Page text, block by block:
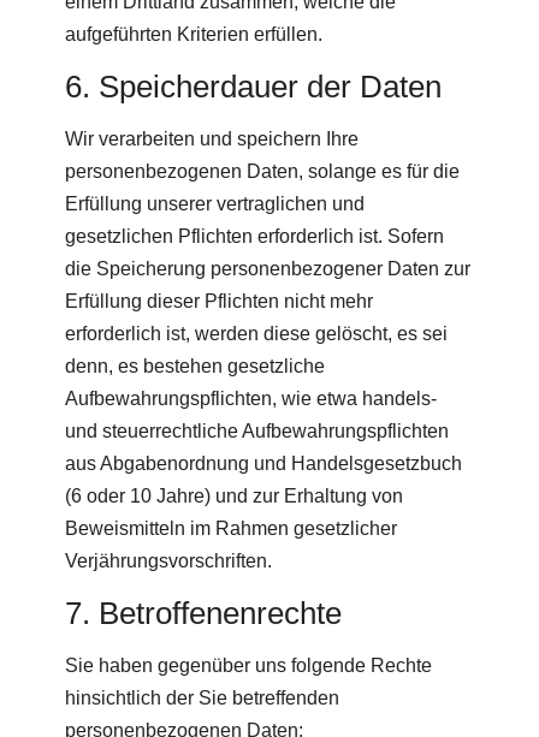
aufgeführten Kriterien erfüllen.
6. Speicherdauer der Daten
Wir verarbeiten und speichern Ihre
personenbezogenen Daten, solange es für die
Erfüllung unserer vertraglichen und
gesetzlichen Pflichten erforderlich ist. Sofern
die Speicherung personenbezogener Daten zur
Erfüllung dieser Pflichten nicht mehr
erforderlich ist, werden diese gelöscht, es sei
denn, es bestehen gesetzliche
Aufbewahrungspflichten, wie etwa handels-
und steuerrechtliche Aufbewahrungspflichten
aus Abgabenordnung und Handelsgesetzbuch
(6 oder 10 Jahre) und zur Erhaltung von
Beweismitteln im Rahmen gesetzlicher
Verjährungsvorschriften.
7. Betroffenenrechte
Sie haben gegenüber uns folgende Rechte
hinsichtlich der Sie betreffenden
personenbezogenen Daten: